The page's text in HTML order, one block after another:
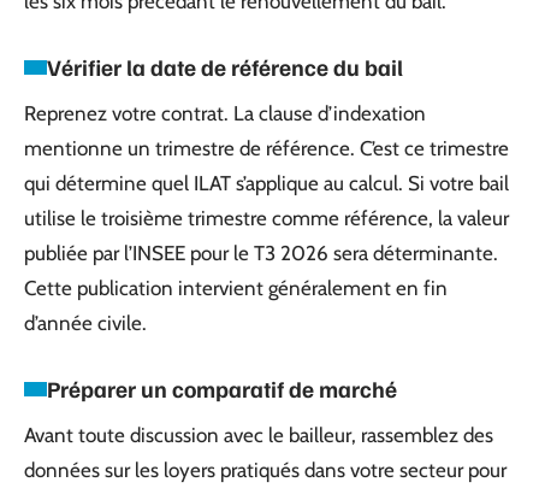
Vérifier la date de référence du bail
Reprenez votre contrat. La clause d’indexation
mentionne un trimestre de référence. C’est ce trimestre
qui détermine quel ILAT s’applique au calcul. Si votre bail
utilise le troisième trimestre comme référence, la valeur
publiée par l’INSEE pour le T3 2026 sera déterminante.
Cette publication intervient généralement en fin
d’année civile.
Préparer un comparatif de marché
Avant toute discussion avec le bailleur, rassemblez des
données sur les loyers pratiqués dans votre secteur pour